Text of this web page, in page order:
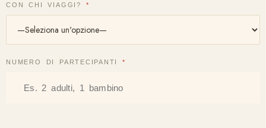
CON CHI VIAGGI? *
NUMERO DI PARTECIPANTI*